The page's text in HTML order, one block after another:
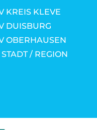
KREIS KLEVE
DUISBURG
OBERHAUSEN
/ REGION